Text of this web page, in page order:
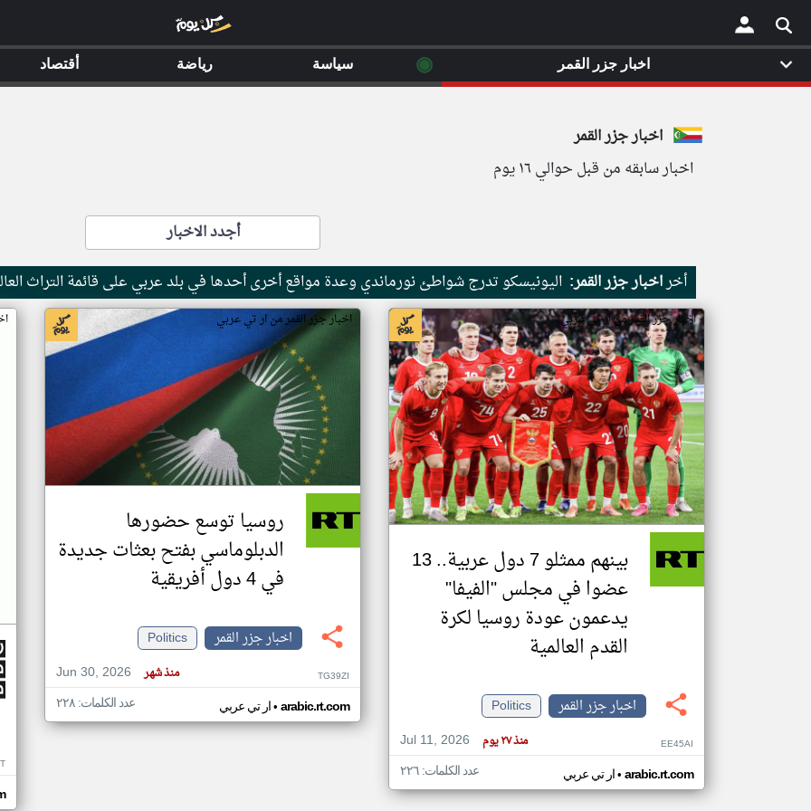
×
اخبار جزر القمر
اخبار سابقه من قبل حوالي ١٦ يوم
أجدد الاخبار
أخراخبار جزر القمر: اليونيسكو تدرج شواطئ نورماندي وعدة مواقع أخرى أحدها في بلد عربي على قائمة التراث
اخبار جزر القمر من ار تي عربي
بينهم ممثلو 7 دول عربية.. 13
عضوا في مجلس "الفيفا"
يدعمون عودة روسيا لكرة
القدم العالمية
اخبار جزر القمر
Politics
Jul 11, 2026
منذ ٢٧ يوم EE45AI
ار تي عربي• arabic.rt.com عدد الكلمات: ٢٢٦
اخبار جزر القمر من ار تي عربي
روسيا توسع حضورها
الدبلوماسي بفتح بعثات جديدة
في 4 دول أفريقية
اخبار جزر القمر
Politics
Jun 30, 2026
منذ شهر TG39ZI
ار تي عربي• arabic.rt.com عدد الكلمات: ٢٢٨
اخبار جزر القمر ◉ سياسة رياضة أقتصاد